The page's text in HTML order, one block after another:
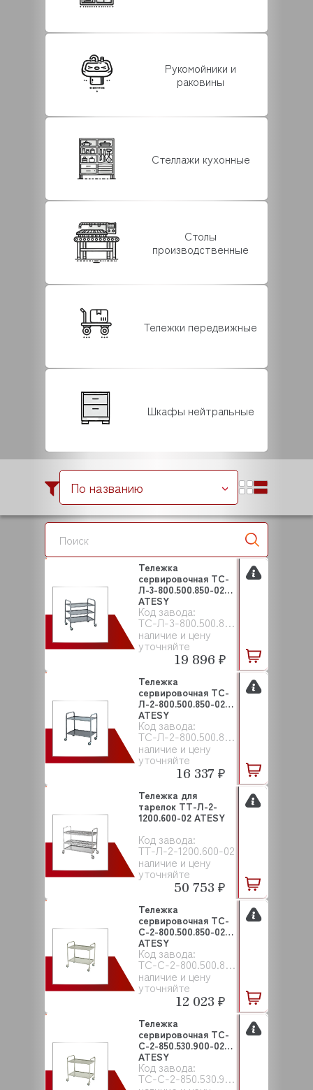
Рукомойники и
раковины
Стеллажи кухонные
Столы
производственные
Тележки передвижные
Шкафы нейтральные
По названию
Код завода:
ТС-Л-3-800.500.850-02
наличие и цену
уточняйте
Тележка
сервировочная ТС-
Л-3-800.500.850-02
ATESY
19 896 ₽
Код завода:
ТС-Л-2-800.500.850-02
наличие и цену
уточняйте
Тележка
сервировочная ТС-
Л-2-800.500.850-02
ATESY
16 337 ₽
Код завода:
ТТ-Л-2-1200.600-02
наличие и цену
уточняйте
Тележка для
тарелок ТТ-Л-2-
1200.600-02 ATESY
50 753 ₽
Код завода:
ТС-С-2-800.500.850-02
наличие и цену
уточняйте
Тележка
сервировочная ТС-
С-2-800.500.850-02
ATESY
12 023 ₽
Код завода:
ТС-С-2-850.530.900-02
Тележка
сервировочная ТС-
С-2-850.530.900-02
ATESY